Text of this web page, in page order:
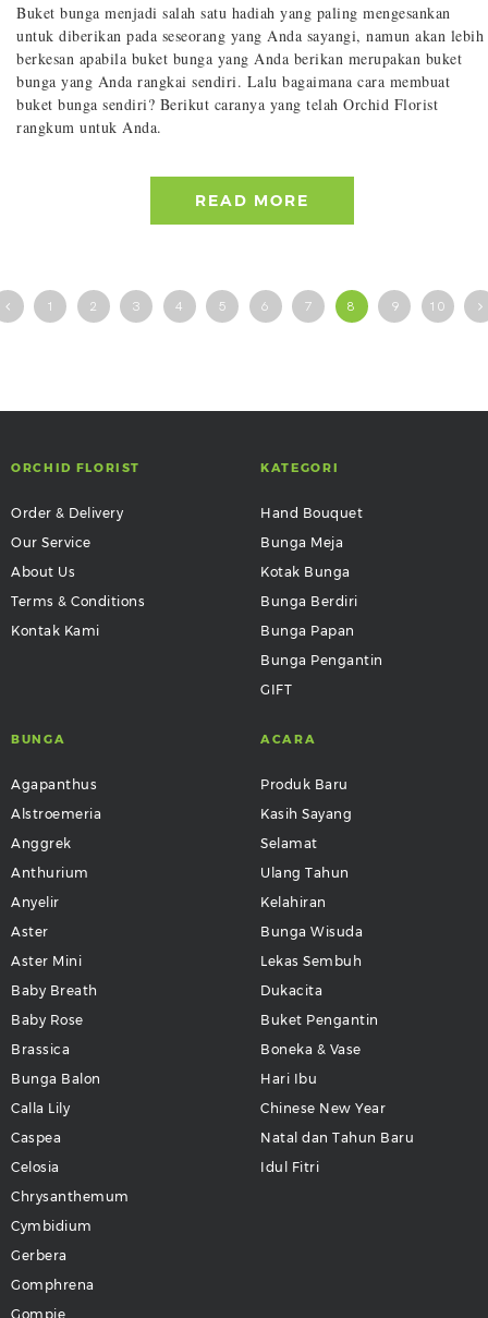
Buket bunga menjadi salah satu hadiah yang paling mengesankan
untuk diberikan pada seseorang yang Anda sayangi, namun akan lebih
berkesan apabila buket bunga yang Anda berikan merupakan buket
bunga yang Anda rangkai sendiri. Lalu bagaimana cara membuat
buket bunga sendiri? Berikut caranya yang telah Orchid Florist
rangkum untuk Anda.
READ MORE
1 2 3 4 5 6 7 8 9 10
ORCHID FLORIST
Order & Delivery
Our Service
About Us
Terms & Conditions
Kontak Kami
KATEGORI
Hand Bouquet
Bunga Meja
Kotak Bunga
Bunga Berdiri
Bunga Papan
Bunga Pengantin
GIFT
BUNGA
Agapanthus
Alstroemeria
Anggrek
Anthurium
Anyelir
Aster
Aster Mini
Baby Breath
Baby Rose
Brassica
Bunga Balon
Calla Lily
Caspea
Celosia
Chrysanthemum
Cymbidium
Gerbera
Gomphrena
Gompie
ACARA
Produk Baru
Kasih Sayang
Selamat
Ulang Tahun
Kelahiran
Bunga Wisuda
Lekas Sembuh
Dukacita
Buket Pengantin
Boneka & Vase
Hari Ibu
Chinese New Year
Natal dan Tahun Baru
Idul Fitri